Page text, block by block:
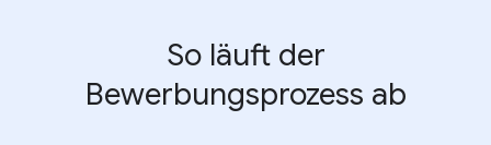
So läuft der
Bewerbungsprozess ab